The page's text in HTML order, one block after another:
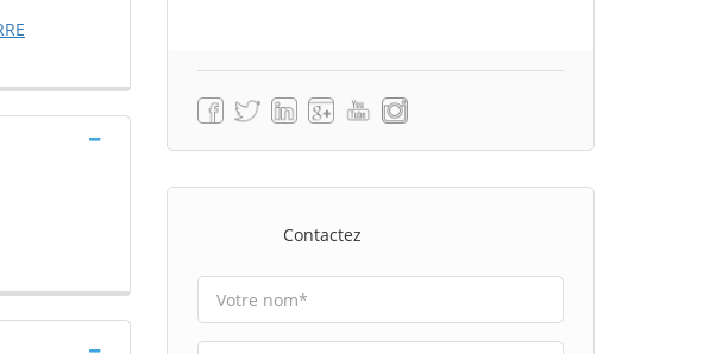
Contactez